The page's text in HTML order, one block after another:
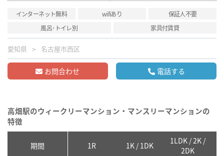
インターネット無料 wifiあり
保証人不要
風呂･トイレ別
家具付賃貸
愛知県 名古屋市西区
お問合わせ 電話する
高畑駅のウィークリーマンション・マンスリーマンションの
特徴
期間 1R 1K / 1DK
1LDK / 2K /
2DK